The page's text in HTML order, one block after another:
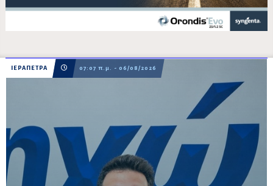
ΙΕΡΑΠΕΤΡΑ 07:07 π.μ. - 06/08/2026